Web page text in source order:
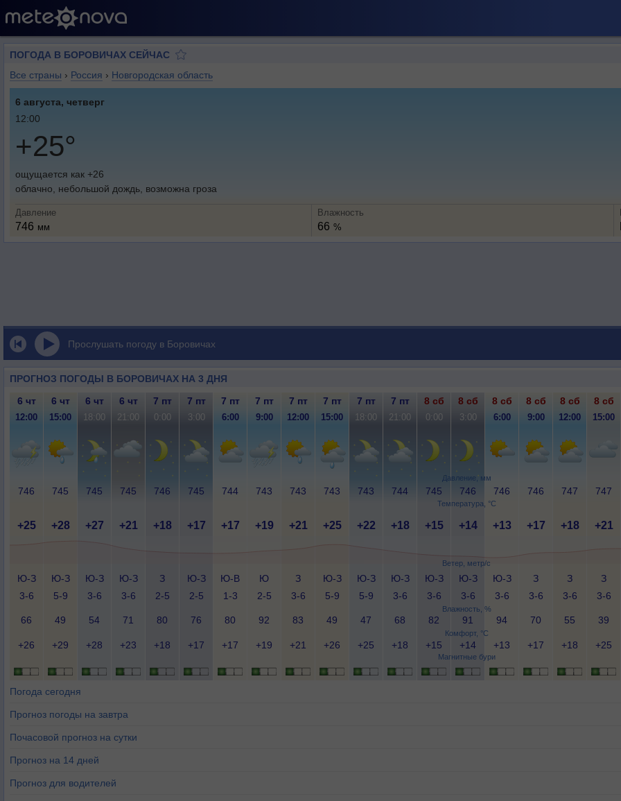
ПОГОДА В БОРОВИЧАХ СЕЙЧАС
Все страны › Россия › Новгородская область
6 августа, четверг
12:00
+25°
ощущается как +26
облачно, небольшой дождь, возможна гроза
Давление
746 мм
Влажность
66 %
Прослушать погоду в Боровичах
ПРОГНОЗ ПОГОДЫ В БОРОВИЧАХ НА 3 ДНЯ
Давление, мм
Температура, °C
Ветер, метр/с
Влажность, %
Комфорт, °C
Магнитные бури
6 чт 6 чт 6 чт 6 чт 7 пт 7 пт 7 пт 7 пт 7 пт 7 пт 7 пт 7 пт 8 сб 8 сб 8 сб 8 сб 8 сб 8 сб
12:00 15:00 18:00 21:00 0:00 3:00 6:00 9:00 12:00 15:00 18:00 21:00 0:00 3:00 6:00 9:00 12:00 15:00
746 745 745 745 746 745 744 743 743 743 743 744 745 746 746 746 747 747
+25 +28 +27 +21 +18 +17 +17 +19 +21 +25 +22 +18 +15 +14 +13 +17 +18 +21
Ю-З
3-6
Ю-З
5-9
Ю-З
3-6
Ю-З
3-6
З
2-5
Ю-З
2-5
Ю-В
1-3
Ю
2-5
З
3-6
Ю-З
5-9
Ю-З
5-9
Ю-З
3-6
Ю-З
3-6
Ю-З
3-6
Ю-З
3-6
З
3-6
З
3-6
З
3-6
66 49 54 71 80 76 80 92 83 49 47 68 82 91 94 70 55 39
+26 +29 +28 +23 +18 +17 +17 +19 +21 +26 +25 +18 +15 +14 +13 +17 +18 +25
Погода сегодня
Прогноз погоды на завтра
Почасовой прогноз на сутки
Прогноз на 14 дней
Прогноз для водителей